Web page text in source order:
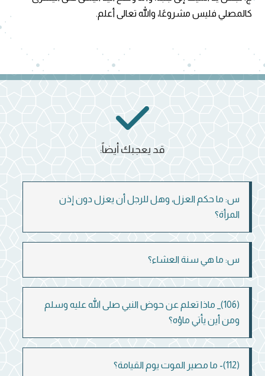
كالمصلي فليس مشروعًا، والله تعالى أعلم.
س: ما حكم العزل، وهل للرجل أن يعزل دون إذن
المرأة؟
س: ما هي سنة العشاء؟
(106)_ ماذا تعلم عن حوض النبي صلى الله عليه وسلم
ومن أين يأتي ماؤه؟
(112)- ما مصير الموت يوم القيامة؟
قد يعجبك أيضاً: